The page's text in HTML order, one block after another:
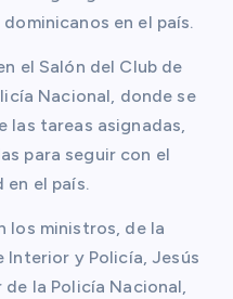
en el país.
el Salón del Club de
Nacional, donde se
las tareas asignadas,
para seguir con el
el país.
los ministros, de la
Interior y Policía, Jesús
la Policía Nacional,